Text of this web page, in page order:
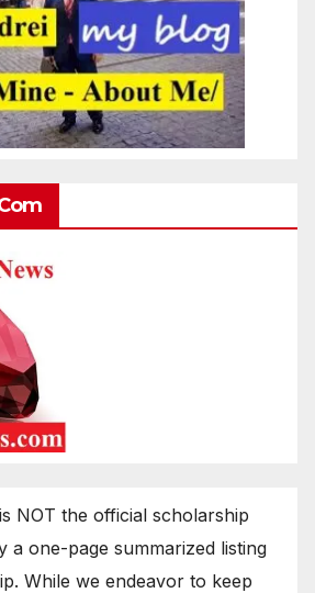
NOT the official scholarship
a one-page summarized listing
While we endeavor to keep